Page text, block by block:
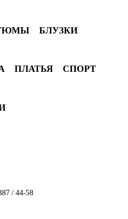
БЛУЗКИ
ПЛАТЬЯ СПОРТ
/ 44-58